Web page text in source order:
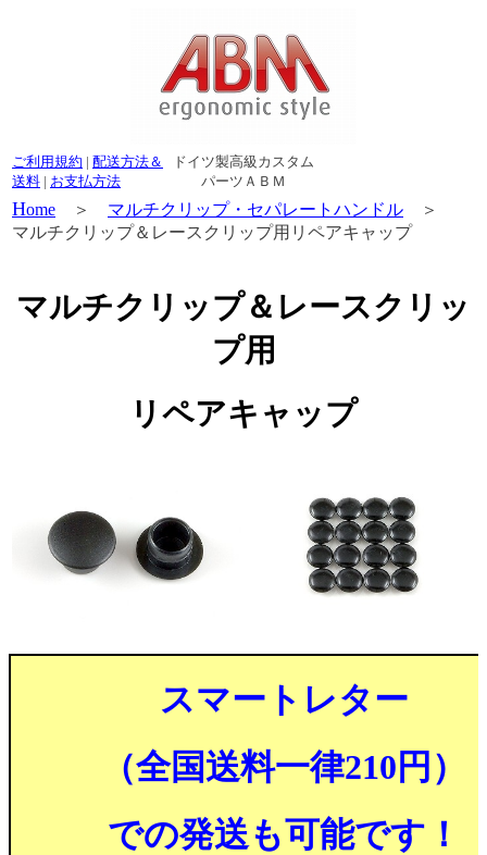
ご利用規約 | 配送方法＆
送料 | お支払方法
ドイツ製高級カスタム
パーツＡＢＭ
Home ＞ マルチクリップ・セパレートハンドル ＞
マルチクリップ＆レースクリップ用リペアキャップ
マルチクリップ＆レースクリッ
プ用
リペアキャップ
スマートレター
（全国送料一律210円）
での発送も可能です！